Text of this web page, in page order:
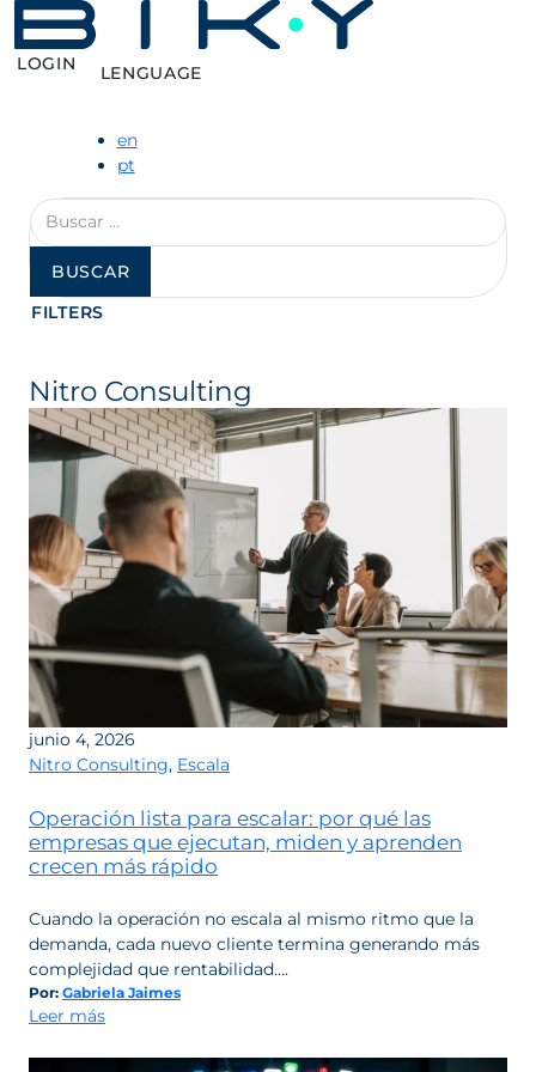
LOGIN LENGUAGE
en
pt
Buscar:
FILTERS
Nitro Consulting
junio 4, 2026
Nitro Consulting, Escala
Operación lista para escalar: por qué las
empresas que ejecutan, miden y aprenden
crecen más rápido
Cuando la operación no escala al mismo ritmo que la
demanda, cada nuevo cliente termina generando más
complejidad que rentabilidad….
Por: Gabriela Jaimes
Leer más:
lista